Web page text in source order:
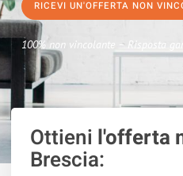
RICEVI UN'OFFERTA NON
100% non vincolante – Risposta
Ottieni l'offerta
Brescia: